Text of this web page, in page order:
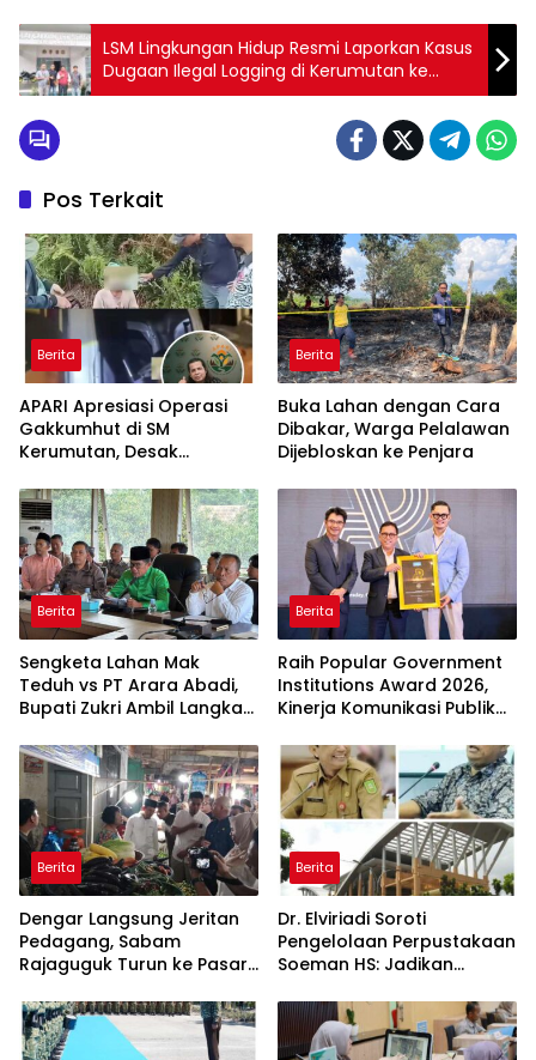
LSM Lingkungan Hidup Resmi Laporkan Kasus
Dugaan Ilegal Logging di Kerumutan ke
Gakkum Seksi II Wilayah Sumatera
Pos Terkait
Berita
APARI Apresiasi Operasi
Gakkumhut di SM
Kerumutan, Desak
Jaringan Pembalak Liar
Berita
Buka Lahan dengan Cara
Dibakar, Warga Pelalawan
Dijebloskan ke Penjara
Berita
Sengketa Lahan Mak
Teduh vs PT Arara Abadi,
Bupati Zukri Ambil Langkah
Berita
Raih Popular Government
Institutions Award 2026,
Kinerja Komunikasi Publik
Kembali Diakui
Berita
Dengar Langsung Jeritan
Pedagang, Sabam
Rajaguguk Turun ke Pasar
Berita
Dr. Elviriadi Soroti
Pengelolaan Perpustakaan
Soeman HS: Jadikan
Kawah Candradimuka
Intelektual